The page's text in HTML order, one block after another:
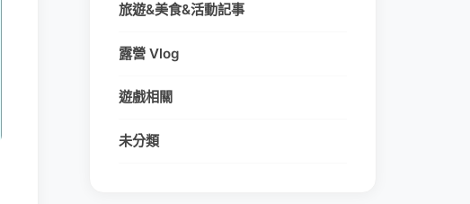
旅遊&美食&活動記事
露營 Vlog
遊戲相關
未分類